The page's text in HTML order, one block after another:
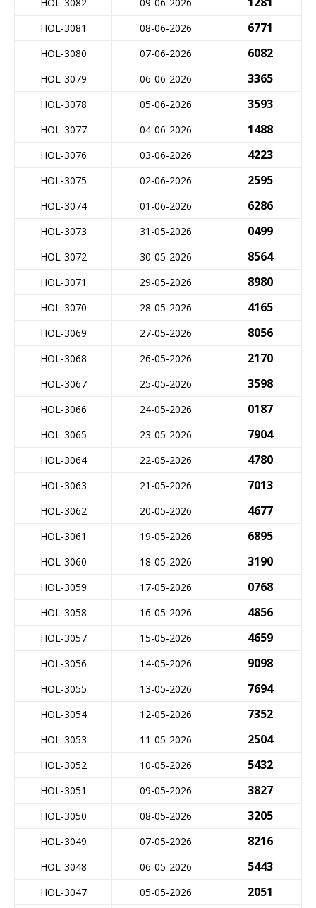
HOL-3081 08-06-2026 6771
HOL-3080 07-06-2026 6082
HOL-3079 06-06-2026 3365
HOL-3078 05-06-2026 3593
HOL-3077 04-06-2026 1488
HOL-3076 03-06-2026 4223
HOL-3075 02-06-2026 2595
HOL-3074 01-06-2026 6286
HOL-3073 31-05-2026 0499
HOL-3072 30-05-2026 8564
HOL-3071 29-05-2026 8980
HOL-3070 28-05-2026 4165
HOL-3069 27-05-2026 8056
HOL-3068 26-05-2026 2170
HOL-3067 25-05-2026 3598
HOL-3066 24-05-2026 0187
HOL-3065 23-05-2026 7904
HOL-3064 22-05-2026 4780
HOL-3063 21-05-2026 7013
HOL-3062 20-05-2026 4677
HOL-3061 19-05-2026 6895
HOL-3060 18-05-2026 3190
HOL-3059 17-05-2026 0768
HOL-3058 16-05-2026 4856
HOL-3057 15-05-2026 4659
HOL-3056 14-05-2026 9098
HOL-3055 13-05-2026 7694
HOL-3054 12-05-2026 7352
HOL-3053 11-05-2026 2504
HOL-3052 10-05-2026 5432
HOL-3051 09-05-2026 3827
HOL-3050 08-05-2026 3205
HOL-3049 07-05-2026 8216
HOL-3048 06-05-2026 5443
HOL-3047 05-05-2026 2051